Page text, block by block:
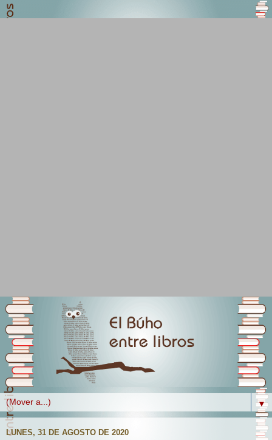
▼
LUNES, 31 DE AGOSTO DE 2020